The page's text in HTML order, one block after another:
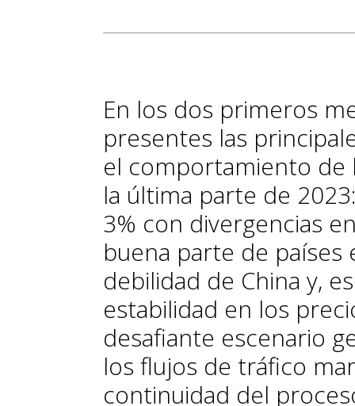
En los dos primeros
presentes las
el comportamiento de
la última parte de
3% con divergencias
buena parte de
debilidad de China y,
estabilidad en los
desafiante escenario
los flujos de tráfico
continuidad del